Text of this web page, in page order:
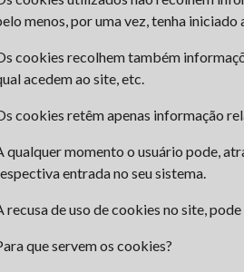
menos, por uma vez, tenha
cookies recolhem também
acedem ao site, etc.
cookies retêm apenas informação
qualquer momento o usuário pode,
entrada no seu sistema.
recusa de uso de cookies no site,
que servem os cookies?